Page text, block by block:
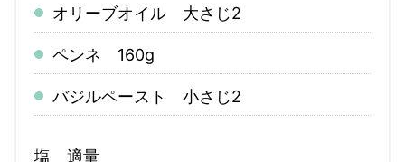
オリーブオイル 大さじ2
ペンネ 160g
バジルペースト 小さじ2
塩 適量